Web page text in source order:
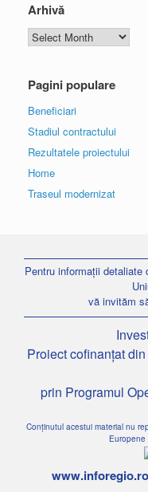
Arhivă
Arhivă
Pagini populare
Beneficiari
Stadiul contractului
Rezultatele proiectului
Home
Traseul modernizat
Pentru informații detaliate
vă invităm
Proiect cofinanțat
prin Programul
Conținutul acestui material nu
Europene
www.inforegio.ro